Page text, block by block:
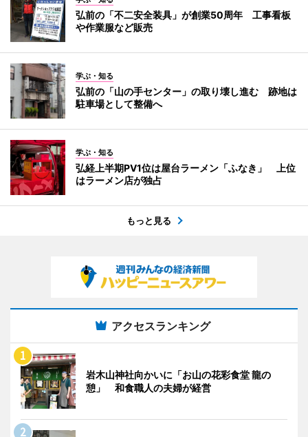
弘前の「不二安全装具」が創業50周年 工事看板
や作業服など販売
学ぶ・知る
弘前の「山の手センター」の取り壊し進む 跡地は
駐車場として整備へ
学ぶ・知る
弘経上半期PV1位は屋台ラーメン「ふなき」 上位
はラーメン店が独占
もっと見る
アクセスランキング
岩木山神社向かいに「お山の花彩食堂 龍の
憩」 和食職人の夫婦が経営